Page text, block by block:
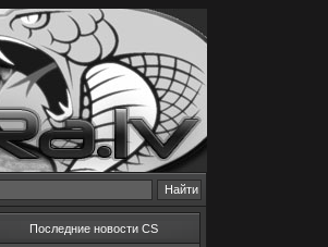
Последние новости CS